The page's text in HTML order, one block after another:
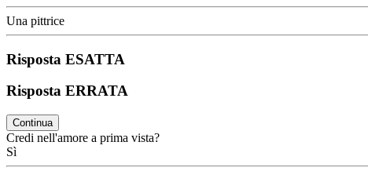
Una pittrice
Risposta ESATTA
Risposta ERRATA
Continua
Credi nell'amore a prima vista?
Sì